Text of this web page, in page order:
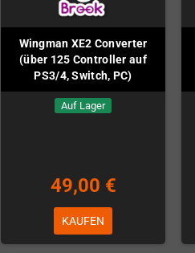
Wingman XE2 Converter
(über 125 Controller auf
PS3/4, Switch, PC)
Auf Lager
49,00 €
KAUFEN